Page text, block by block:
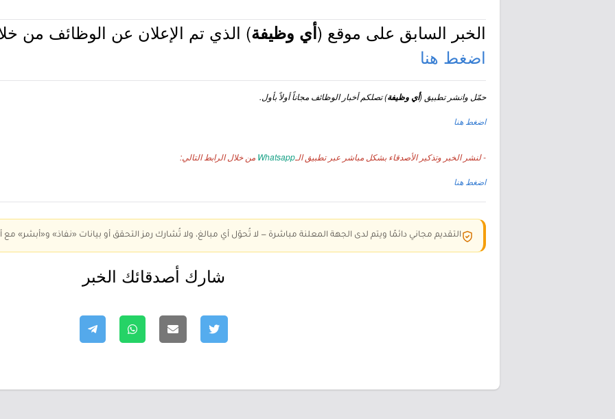
الخبر السابق على موقع (أي وظيفة) الذي تم الإعلان عن الوظائف من
اضغط هنا
حمّل وانشر تطبيق (أي وظيفة) تصلكم أخبار الوظائف مجاناً أولاً بأول.
اضغط هنا
- لنشر الخبر وتذكير الأصدقاء بشكل مباشر عبر تطبيق الـ Whatsapp من خلال الرابط التالي:
اضغط هنا
التقديم مجاني دائمًا ويتم لدى الجهة المعلنة مباشرة — لا تُحوّل أي مبالغ، ولا تُشارك رمز التحقق أو بيانات «نفاذ» و«أبشر» مع
شارك أصدقائك الخبر